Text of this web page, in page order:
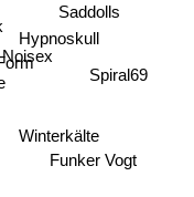
Noisex
Hypnoskull
Winterkälte
Saddolls
Spiral69
Funker Vogt